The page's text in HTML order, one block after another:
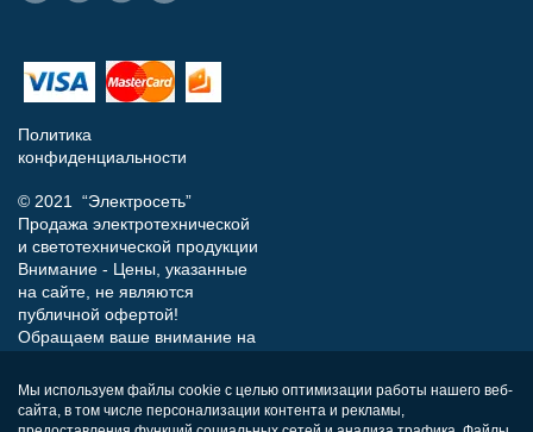
Политика
конфиденциальности
© 2021 “Электросеть”
Продажа электротехнической
и светотехнической продукции
Внимание - Цены, указанные
на сайте, не являются
публичной офертой!
Обращаем ваше внимание на
носит исключительно
информационный характер и
ни при каких условиях не
Мы используем файлы cookie с целью оптимизации работы нашего веб-
сайта, в том числе персонализации контента и рекламы,